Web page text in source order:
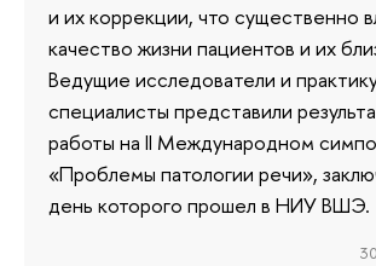
и их коррекции, что существенно
качество жизни пациентов и их
Ведущие исследователи и
специалисты представили
работы на II Международном
«Проблемы патологии речи»,
день которого прошел в НИУ ВШЭ.